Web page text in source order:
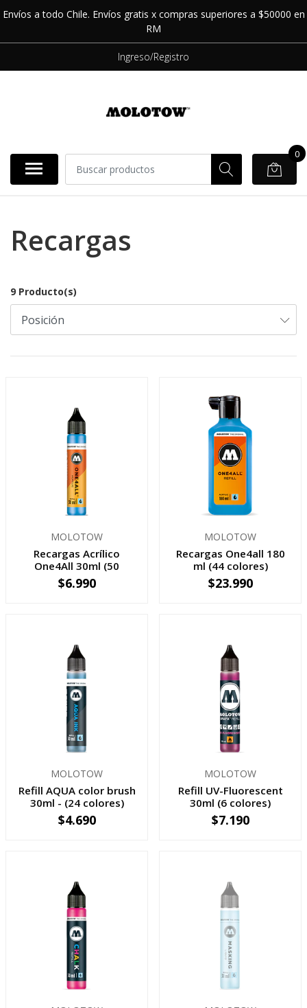
Envíos a todo Chile. Envíos gratis x compras superiores a $50000 en
RM
Ingreso/Registro
0
Recargas
9 Producto(s)
MOLOTOW
Recargas Acrílico
One4All 30ml (50
colores)
VER OPCIONES
$6.990
MOLOTOW
Recargas One4all 180
ml (44 colores)
VER OPCIONES
$23.990
MOLOTOW
Refill AQUA color brush
30ml - (24 colores)
VER OPCIONES
$4.690
MOLOTOW
Refill UV-Fluorescent
30ml (6 colores)
VER OPCIONES
$7.190